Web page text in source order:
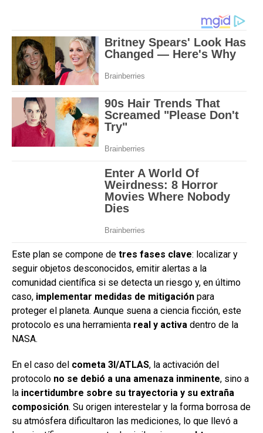
Este plan se compone de tres fases clave: localizar y
seguir objetos desconocidos, emitir alertas a la
comunidad científica si se detecta un riesgo y, en último
caso, implementar medidas de mitigación para
proteger el planeta. Aunque suena a ciencia ficción, este
protocolo es una herramienta real y activa dentro de la
NASA.
En el caso del cometa 3I/ATLAS, la activación del
protocolo no se debió a una amenaza inminente, sino a
la incertidumbre sobre su trayectoria y su extraña
composición. Su origen interestelar y la forma borrosa de
su atmósfera dificultaron las mediciones, lo que llevó a